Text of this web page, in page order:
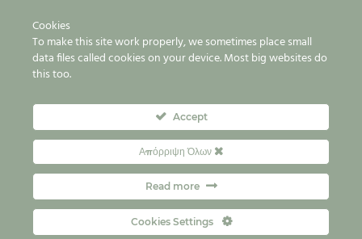
Cookies
To make this site work properly, we sometimes place small
data files called cookies on your device. Most big websites do
this too.
Accept
Απόρριψη Όλων
Read more
Cookies Settings